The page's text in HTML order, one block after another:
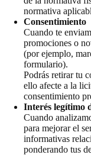
normativa
Consentimiento
Cuando te
promociones o
(por ejemplo,
formulario).
Podrás retirar tu
ello afecte a la
consentimiento
Interés legítimo
Cuando
para mejorar el
informativas
ponderando tus